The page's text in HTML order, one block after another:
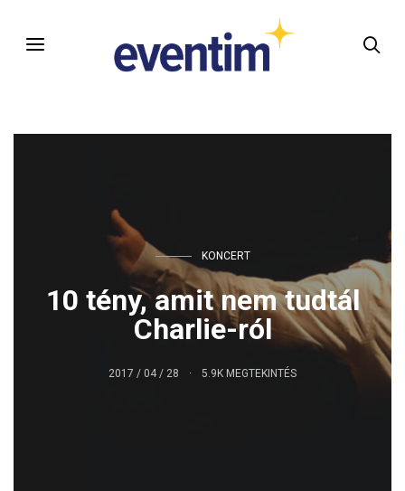
KONCERT
10 tény, amit nem tudtál
Charlie-ról
2017 / 04 / 28 5.9K MEGTEKINTÉS